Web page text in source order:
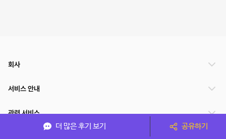
더 많은 후기 보기 공유하기
회사
서비스 안내
관련 서비스